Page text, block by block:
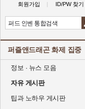
회원가입 ID/PW 찾기
퍼즐앤드래곤 화제 집중
정보 · 뉴스 모음
자유 게시판
팁과 노하우 게시판